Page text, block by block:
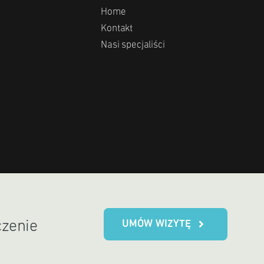
Home
Kontakt
Nasi specjaliści
UMÓW WIZYTĘ